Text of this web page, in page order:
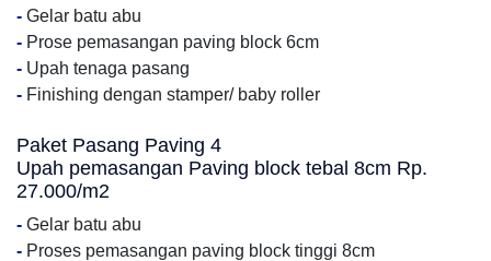
- Gelar batu abu
- Prose pemasangan paving block 6cm
- Upah tenaga pasang
- Finishing dengan stamper/ baby roller
Paket Pasang Paving 4
Upah pemasangan Paving block tebal 8cm Rp.
27.000/m2
- Gelar batu abu
- Proses pemasangan paving block tinggi 8cm